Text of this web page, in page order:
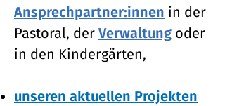
Ansprechpartner:innen in der
Pastoral, der Verwaltung oder
in den Kindergärten,
unseren aktuellen Projekten